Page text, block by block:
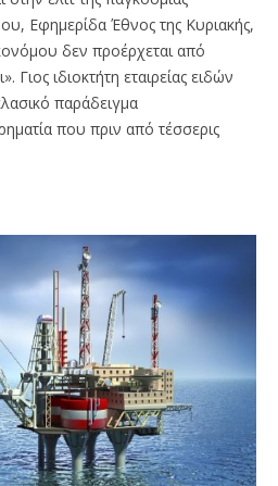
Εφημερίδα Έθνος της Κυριακής,
δεν προέρχεται από
Γιος ιδιοκτήτη εταιρείας ειδών
παράδειγμα
που πριν από τέσσερις